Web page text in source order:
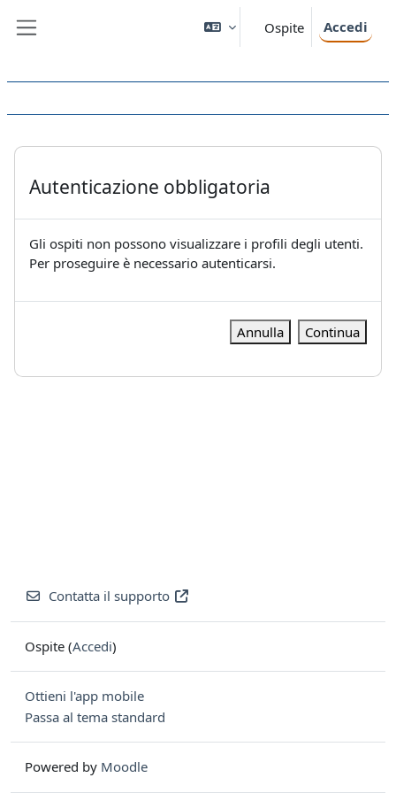
Ospite Accedi
Autenticazione obbligatoria
Gli ospiti non possono visualizzare i profili degli utenti.
Per proseguire è necessario autenticarsi.
Annulla Continua
Contatta il supporto
Ospite (Accedi)
Ottieni l'app mobile
Passa al tema standard
Powered by Moodle